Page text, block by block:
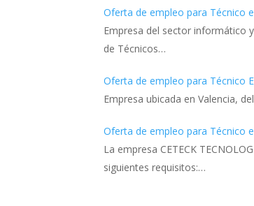
Oferta de empleo para Técnico
Empresa del sector informático
de Técnicos…
Oferta de empleo para Técnico
Empresa ubicada en Valencia,
Oferta de empleo para Técnico
La empresa CETECK
siguientes requisitos:…